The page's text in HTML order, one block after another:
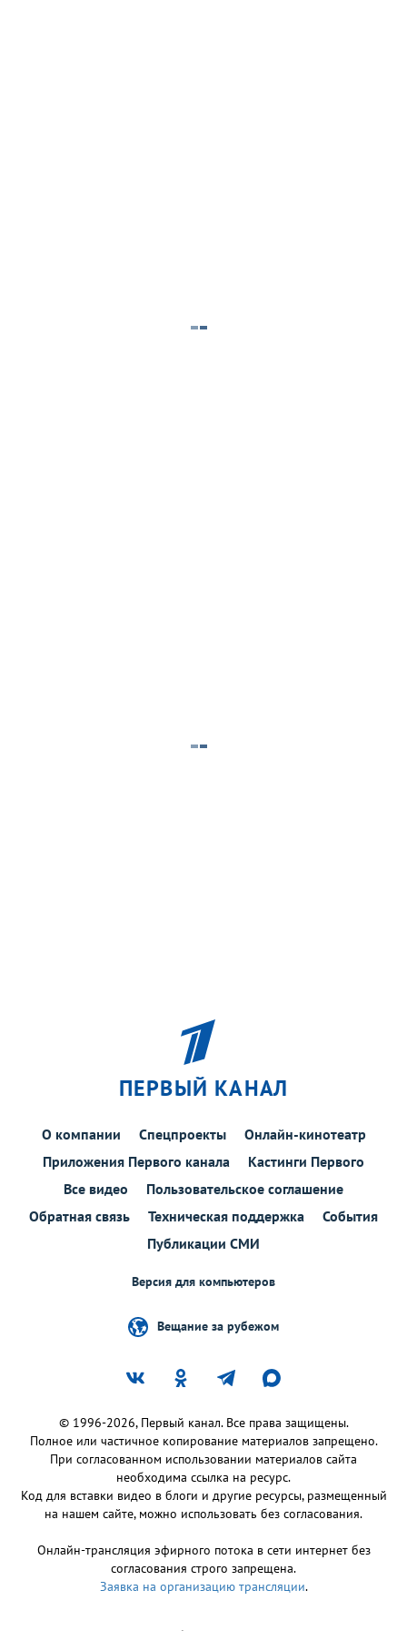
ПЕРВЫЙ КАНАЛ
О компании Спецпроекты
Онлайн-кинотеатр
Приложения Первого канала
Кастинги Первого
Все видео
Пользовательское соглашение
Обратная связь
Техническая поддержка
События
Публикации СМИ
Версия для компьютеров
Вещание за рубежом
© 1996-2026, Первый канал. Все права защищены.
Полное или частичное копирование материалов запрещено.
При согласованном использовании материалов сайта
необходима ссылка на ресурс.
Код для вставки видео в блоги и другие ресурсы, размещенный
на нашем сайте, можно использовать без согласования.
Онлайн-трансляция эфирного потока в сети интернет без
согласования строго запрещена.
Заявка на организацию трансляции.